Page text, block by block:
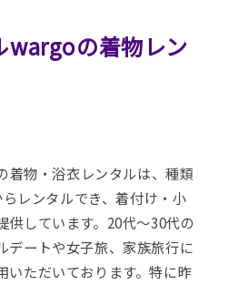
wargoの着物レン
着物・浴衣レンタルは、種類
レンタルでき、着付け・小
供しています。20代～30代の
デートや女子旅、家族旅行に
いただいております。特に昨